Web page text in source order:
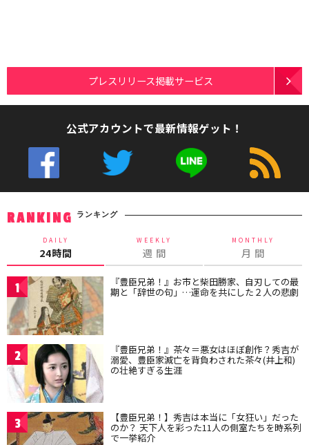
プレスリリース掲載サービス
公式アカウントで最新情報ゲット！
RANKING ランキング
DAILY
24時間
WEEKLY
週 間
MONTHLY
月 間
1 『豊臣兄弟！』お市と柴田勝家、自刃しての最
期と「辞世の句」…運命を共にした２人の悲劇
2 『豊臣兄弟！』茶々＝悪女はほぼ創作？秀吉が
溺愛、豊臣家滅亡を背負わされた茶々(井上和)
の壮絶すぎる生涯
3 【豊臣兄弟！】秀吉は本当に「女狂い」だった
のか？ 天下人を彩った11人の側室たちを時系列
で一挙紹介